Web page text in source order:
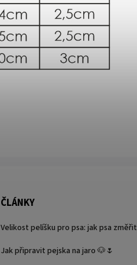
ČLÁNKY
Velikost pelíšku pro psa: jak psa změřit
Jak připravit pejska na jaro 🐶🌷